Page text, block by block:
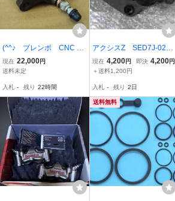
(^^♪ ブレンボ CNC 84
mm カニキャリパー 説
明文必読
現在 22,000円
送料未定
入札 - 残り 22時間
アクシスZ SED7J-020x
xx の キャリパー *170
5373566 中古
現在 4,200円 即決 4,200円
＋送料1,200円
入札 - 残り 2日
送料無料